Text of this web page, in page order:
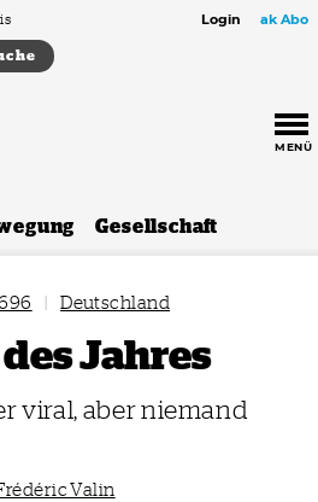
Login ak Abo
MENÜ
Gesellschaft
| Deutschland
Jahres
viral, aber niemand
Valin